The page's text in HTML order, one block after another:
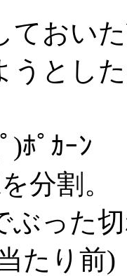
おい
うとし
ﾎﾟｶｰﾝ
分割。
ぶった
たり前)